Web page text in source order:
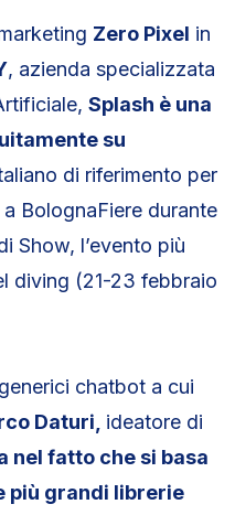
Zero Pixel in
, azienda specializzata
Splash è una
su
di riferimento per
BolognaFiere durante
Show, l’evento più
diving (21-23 febbraio
chatbot a cui
Daturi, ideatore di
nel fatto che si basa
più grandi librerie